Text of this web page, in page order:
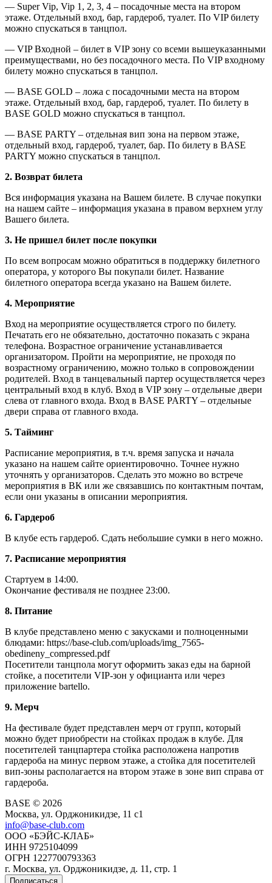
— Super Vip, Vip 1, 2, 3, 4 – посадочные места на втором
этаже. Отдельный вход, бар, гардероб, туалет. По VIP билету
можно спускаться в танцпол.
— VIP Входной – билет в VIP зону со всеми вышеуказанными
преимуществами, но без посадочного места. По VIP входному
билету можно спускаться в танцпол.
— BASE GOLD – ложа с посадочными места на втором
этаже. Отдельный вход, бар, гардероб, туалет. По билету в
BASE GOLD можно спускаться в танцпол.
— BASE PARTY – отдельная вип зона на первом этаже,
отдельный вход, гардероб, туалет, бар. По билету в BASE
PARTY можно спускаться в танцпол.
2. Возврат билета
Вся информация указана на Вашем билете. В случае покупки
на нашем сайте – информация указана в правом верхнем углу
Вашего билета.
3. Не пришел билет после покупки
По всем вопросам можно обратиться в поддержку билетного
оператора, у которого Вы покупали билет. Название
билетного оператора всегда указано на Вашем билете.
4. Мероприятие
Вход на мероприятие осуществляется строго по билету.
Печатать его не обязательно, достаточно показать с экрана
телефона. Возрастное ограничение устанавливается
организатором. Пройти на мероприятие, не проходя по
возрастному ограничению, можно только в сопровождении
родителей. Вход в танцевальный партер осуществляется через
центральный вход в клуб. Вход в VIP зону – отдельные двери
слева от главного входа. Вход в BASE PARTY – отдельные
двери справа от главного входа.
5. Тайминг
Расписание мероприятия, в т.ч. время запуска и начала
указано на нашем сайте ориентировочно. Точнее нужно
уточнять у организаторов. Сделать это можно во встрече
мероприятия в ВК или же связавшись по контактным почтам,
если они указаны в описании мероприятия.
6. Гардероб
В клубе есть гардероб. Сдать небольшие сумки в него можно.
7. Расписание мероприятия
Стартуем в 14:00.
Окончание фестиваля не позднее 23:00.
8. Питание
В клубе представлено меню с закусками и полноценными
блюдами: https://base-club.com/uploads/img_7565-
obedineny_compressed.pdf
Посетители танцпола могут оформить заказ еды на барной
стойке, а посетители VIP-зон у официанта или через
приложение bartello.
9. Мерч
На фестивале будет представлен мерч от групп, который
можно будет приобрести на стойках продаж в клубе. Для
посетителей танцпартера стойка расположена напротив
гардероба на минус первом этаже, а стойка для посетителей
вип-зоны располагается на втором этаже в зоне вип справа от
гардероба.
BASE © 2026
Москва, ул. Орджоникидзе, 11 c1
info@base-club.com
ООО «БЭЙС-КЛАБ»
ИНН 9725104099
ОГРН 1227700793363
г. Москва, ул. Орджоникидзе, д. 11, стр. 1
Подписаться